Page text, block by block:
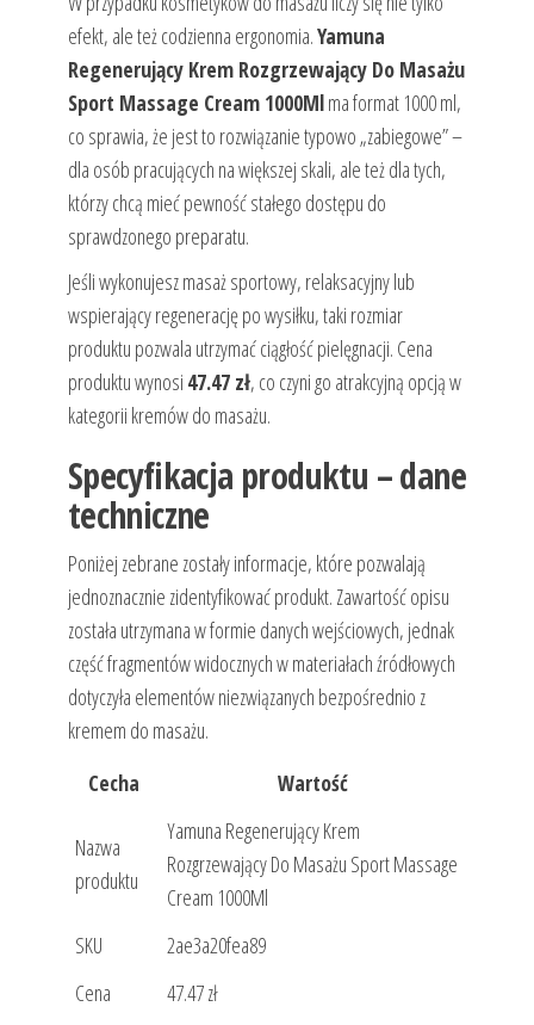
efekt, ale też codzienna ergonomia.Yamuna
Regenerujący Krem Rozgrzewający Do Masażu
Sport Massage Cream 1000Mlma format 1000 ml,
co sprawia, że jest to rozwiązanie typowo „zabiegowe” –
dla osób pracujących na większej skali, ale też dla tych,
którzy chcą mieć pewność stałego dostępu do
sprawdzonego preparatu.
Jeśli wykonujesz masaż sportowy, relaksacyjny lub
wspierający regenerację po wysiłku, taki rozmiar
produktu pozwala utrzymać ciągłość pielęgnacji. Cena
produktu wynosi 47.47 zł, co czyni go atrakcyjną opcją w
kategorii kremów do masażu.
Specyfikacja produktu – dane
techniczne
Poniżej zebrane zostały informacje, które pozwalają
jednoznacznie zidentyfikować produkt. Zawartość opisu
została utrzymana w formie danych wejściowych, jednak
część fragmentów widocznych w materiałach źródłowych
dotyczyła elementów niezwiązanych bezpośrednio z
kremem do masażu.
Cecha
Wartość
Nazwa
produktu
Yamuna Regenerujący Krem
Rozgrzewający Do Masażu Sport Massage
Cream 1000Ml
SKU
2ae3a20fea89
Cena
47.47 zł